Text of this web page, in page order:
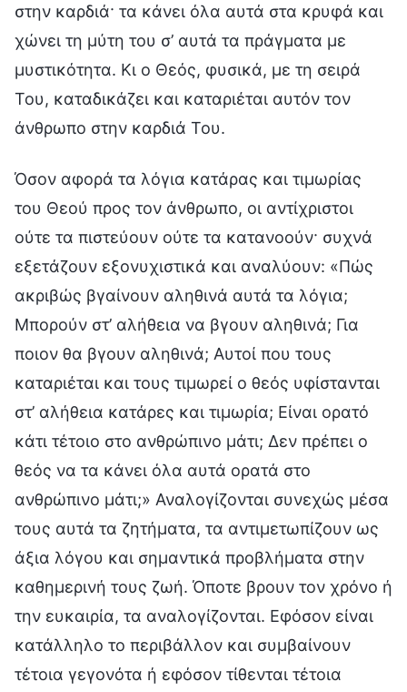
στην καρδιά· τα κάνει όλα αυτά στα κρυφά και
χώνει τη μύτη του σ’ αυτά τα πράγματα με
μυστικότητα. Κι ο Θεός, φυσικά, με τη σειρά
Του, καταδικάζει και καταριέται αυτόν τον
άνθρωπο στην καρδιά Του.
Όσον αφορά τα λόγια κατάρας και τιμωρίας
του Θεού προς τον άνθρωπο, οι αντίχριστοι
ούτε τα πιστεύουν ούτε τα κατανοούν· συχνά
εξετάζουν εξονυχιστικά και αναλύουν: «Πώς
ακριβώς βγαίνουν αληθινά αυτά τα λόγια;
Μπορούν στ’ αλήθεια να βγουν αληθινά; Για
ποιον θα βγουν αληθινά; Αυτοί που τους
καταριέται και τους τιμωρεί ο θεός υφίστανται
στ’ αλήθεια κατάρες και τιμωρία; Είναι ορατό
κάτι τέτοιο στο ανθρώπινο μάτι; Δεν πρέπει ο
θεός να τα κάνει όλα αυτά ορατά στο
ανθρώπινο μάτι;» Αναλογίζονται συνεχώς μέσα
τους αυτά τα ζητήματα, τα αντιμετωπίζουν ως
άξια λόγου και σημαντικά προβλήματα στην
καθημερινή τους ζωή. Όποτε βρουν τον χρόνο ή
την ευκαιρία, τα αναλογίζονται. Εφόσον είναι
κατάλληλο το περιβάλλον και συμβαίνουν
τέτοια γεγονότα ή εφόσον τίθενται τέτοια